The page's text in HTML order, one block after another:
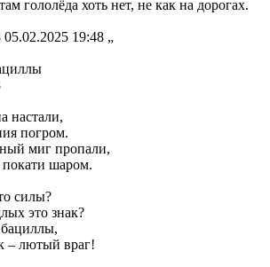
гололёда хоть нет, не как на дорогах.
19:48 „
настали,
погром.
миг пропали,
покати шаром.
силы?
это знак?
– лютый враг!